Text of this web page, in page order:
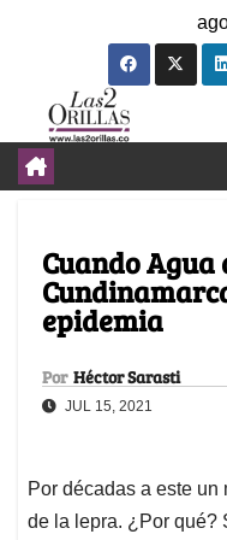
Cuando Agua
epidemia
Por Héctor Sarasti
JUL 15, 2021
Por décadas a este
de la lepra. ¿Por qué?